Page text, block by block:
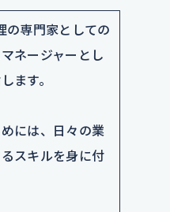
の専門家としての
ネージャーとし
ます。
には、日々の業
スキルを身に付